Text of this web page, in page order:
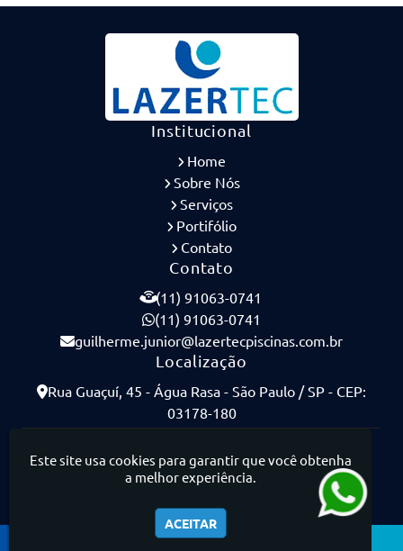
Institucional
Home
Sobre Nós
Serviços
Portifólio
Contato
Contato
(11) 91063-0741
(11) 91063-0741
guilherme.junior@lazertecpiscinas.com.br
Localização
Rua Guaçuí, 45 - Água Rasa - São Paulo / SP - CEP:
03178-180
Este site usa cookies para garantir que você obtenha
a melhor experiência.
ACEITAR